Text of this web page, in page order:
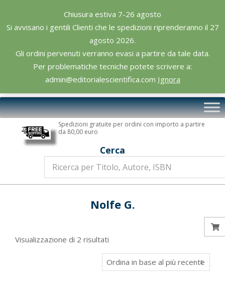
Chiusura estiva 7-26 agosto
Si avvisano i gentili Clienti che le spedizioni riprenderanno il 27
agosto 2026.
Gli ordini pervenuti verranno evasi a partire da tale data.
Per problematiche tecniche potete scrivere a:
admin@editorialescientifica.com Ignora
content
Editoriale
Scientifica
Primary
Navigation
Spedizioni gratuite per ordini con importo a partire
da 80,00 euro
Cerca
Nolfe G.
Visualizzazione di 2 risultati
in
base